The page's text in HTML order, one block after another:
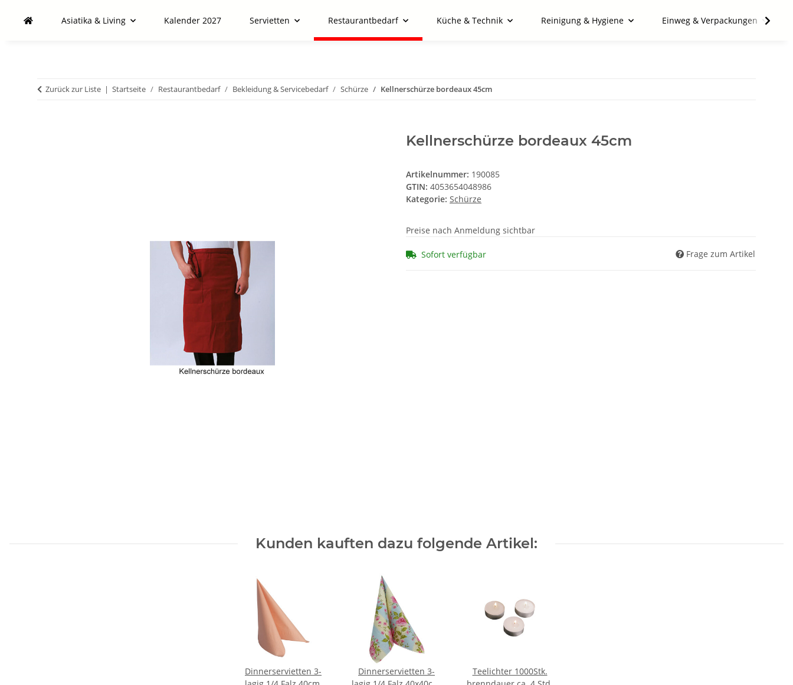
Asiatika & Living Kalender 2027 Servietten Restaurantbedarf Küche & Technik Reinigung & Hygiene Einweg & Verpackungen
Zurück zur Liste Startseite Restaurantbedarf Bekleidung & Servicebedarf Schürze Kellnerschürze bordeaux 45cm
Kellnerschürze bordeaux 45cm
Artikelnummer: 190085
GTIN: 4053654048986
Kategorie: Schürze
Preise nach Anmeldung sichtbar
Sofort verfügbar Frage zum Artikel
Kunden kauften dazu folgende Artikel:
Dinnerservietten 3-
Dinnerservietten 3-
Teelichter 1000Stk.